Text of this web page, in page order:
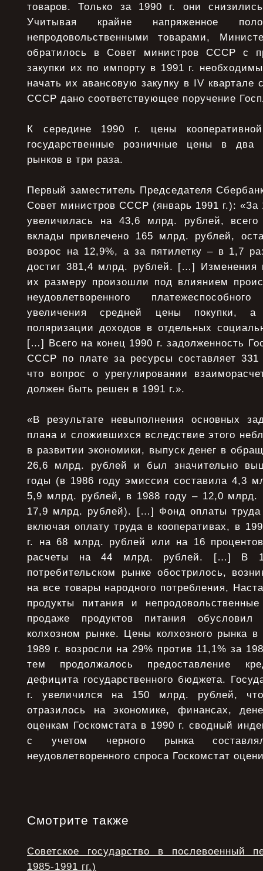
товаров. Только за 1990 г. они
Учитывая крайне напряженное
непродовольственными товарами,
обратилось в Совет министров СССР с
закупки их по импорту в 1991 г.
начать их авансовую закупку в IV квартале
СССР дано соответствующее поручение
К середине 1990 г. цены
государственные розничные цены в два
рынков в три раза.
Первый заместитель Председателя
Совет министров СССР (январь 1991 г.): «За
увеличилась на 43,6 млрд. рублей,
вклады привлечено 165 млрд. рублей,
возрос на 12,9%, а за пятилетку – в 1,7
достиг 381,4 млрд. рублей. […] Изменения
их размеру произошли под влиянием
неудовлетворенного
увеличения средней цены покупки, а
поляризации доходов в отдельных
[…] Всего на конец 1990 г. задолженность
СССР по плате за ресурсы составляет
что вопрос о урегулировании
должен быть решен в 1991 г.».
«В результате невыполнения основных
плана и сложившихся вследствие этого
в развитии экономики, выпуск денег в
26,6 млрд. рублей и был значительно
годы (в 1986 году эмиссия составила 4,3
5,9 млрд. рублей, в 1988 году – 12,0 млрд.
17,9 млрд. рублей). […] Фонд оплаты труда
включая оплату труда в кооперативах, в
г. на 68 млрд. рублей или на 16
расчеты на 44 млрд. рублей. […] В
потребительском рынке обострилось,
на все товары народного потребления,
продукты питания и
продаже продуктов питания
колхозном рынке. Цены колхозного рынка
1989 г. возросли на 29% против 11,1% за
тем продолжалось предоставление
дефицита государственного бюджета.
г. увеличился на 150 млрд. рублей, что
отразилось на экономике, финансах,
оценкам Госкомстата в 1990 г. сводный
с учетом черного рынка
неудовлетворенного спроса Госкомстат
Смотрите также
Советское государство в послевоенный
1985-1991 гг.)